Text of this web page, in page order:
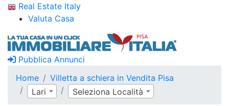
Real Estate Italy
Valuta Casa
Pubblica Annunci
Home
Villetta a schiera in Vendita Pisa
Lari
Seleziona Località